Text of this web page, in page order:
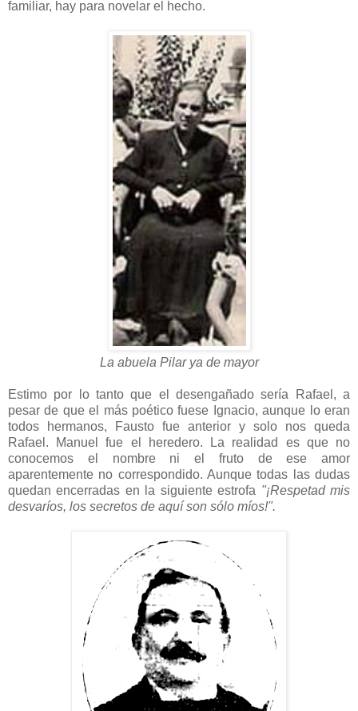
familiar, hay para novelar el hecho.
La abuela Pilar ya de mayor
Estimo por lo tanto que el desengañado sería Rafael, a
pesar de que el más poético fuese Ignacio, aunque lo eran
todos hermanos, Fausto fue anterior y solo nos queda
Rafael. Manuel fue el heredero. La realidad es que no
conocemos el nombre ni el fruto de ese amor
aparentemente no correspondido. Aunque todas las dudas
quedan encerradas en la siguiente estrofa "¡Respetad mis
desvaríos, los secretos de aquí son sólo míos!".